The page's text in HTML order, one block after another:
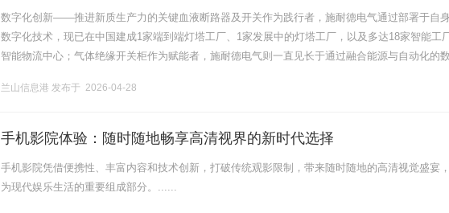
数字化创新——推进新质生产力的关键血液断路器及开关作为践行者，施耐德电气通过部署于自
数字化技术，现已在中国建成1家端到端灯塔工厂、1家发展中的灯塔工厂，以及多达18家智能工
智能物流中心；气体绝缘开关柜作为赋能者，施耐德电气则一直见长于通过融合能源与自动化的
点企.........
兰山信息港 发布于 2026-04-28
手机影院体验：随时随地畅享高清视界的新时代选择
手机影院凭借便携性、丰富内容和技术创新，打破传统观影限制，带来随时随地的高清视觉盛宴
为现代娱乐生活的重要组成部分。......